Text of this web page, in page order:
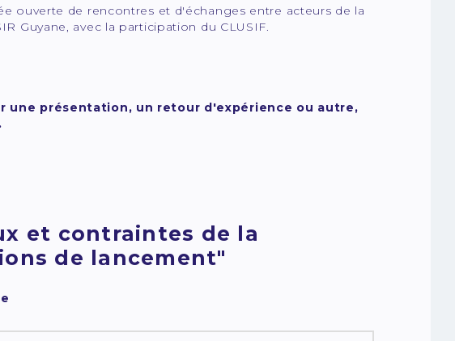
ouverte de rencontres et d'échanges entre acteurs de la
Guyane, avec la participation du CLUSIF.
une présentation, un retour d'expérience ou autre,
.
et contraintes de la
de lancement"